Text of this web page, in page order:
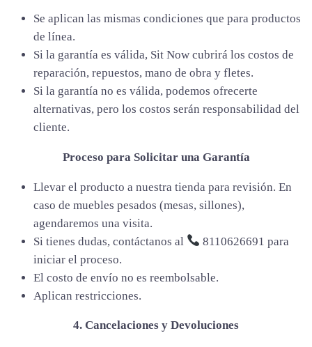
Se aplican las mismas condiciones que para productos
de línea.
Si la garantía es válida, Sit Now cubrirá los costos de
reparación, repuestos, mano de obra y fletes.
Si la garantía no es válida, podemos ofrecerte
alternativas, pero los costos serán responsabilidad del
cliente.
Proceso para Solicitar una Garantía
Llevar el producto a nuestra tienda para revisión. En
caso de muebles pesados (mesas, sillones),
agendaremos una visita.
Si tienes dudas, contáctanos al
8110626691 para
iniciar el proceso.
El costo de envío no es reembolsable.
Aplican restricciones.
4. Cancelaciones y Devoluciones